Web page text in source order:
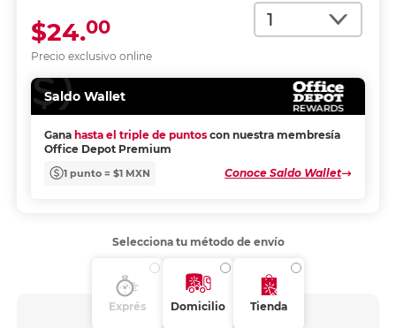
Cantidad
Precio exclusivo online
$24.00
Saldo Wallet
Gana hasta el triple de puntos con nuestra membresía
Office Depot Premium
1 punto = $1 MXN Conoce Saldo Wallet
Selecciona tu método de envío
Exprés Domicilio Tienda